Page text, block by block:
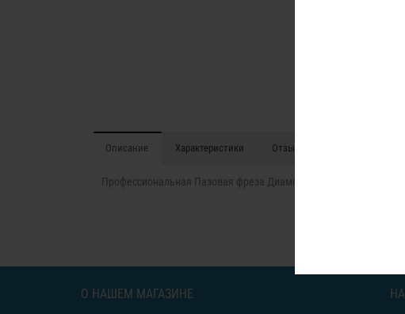
Описание Характеристики Отзывы (0)
Профессиональная Пазовая фреза Диаметр 8 мм.
О НАШЕМ МАГАЗИНЕ